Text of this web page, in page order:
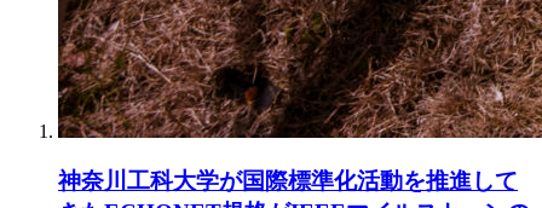
神奈川工科大学が国際標準化活動を推進して